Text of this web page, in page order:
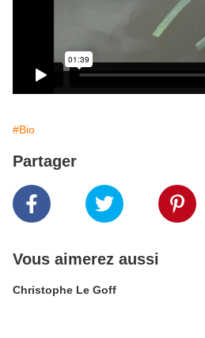
#Bio
Partager
Vous aimerez aussi
Christophe Le Goff